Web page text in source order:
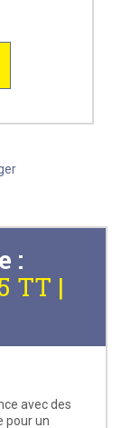
:
TT |
avec des
pour un